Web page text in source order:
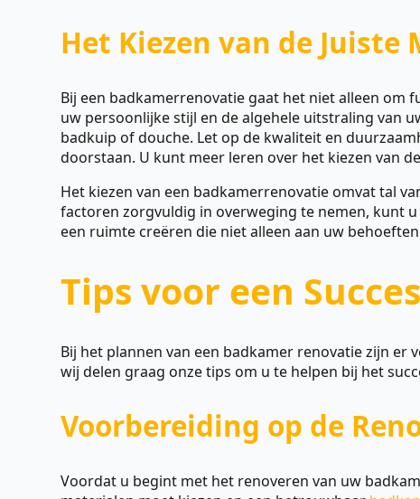
Het Kiezen van de
Bij een badkamerrenovatie gaat het niet alleen om
uw persoonlijke stijl en de algehele uitstraling van
badkuip of douche. Let op de kwaliteit en
doorstaan. U kunt meer leren over het kiezen van
Het kiezen van een badkamerrenovatie omvat tal
factoren zorgvuldig in overweging te nemen, kunt
een ruimte creëren die niet alleen aan uw
Tips voor een
Bij het plannen van een badkamer renovatie zijn
wij delen graag onze tips om u te helpen bij het
Voorbereiding op de
Voordat u begint met het renoveren van uw